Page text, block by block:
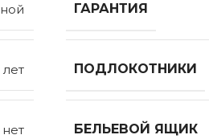
ГАРАНТИЯ
лет ПОДЛОКОТНИКИ
нет БЕЛЬЕВОЙ ЯЩИК